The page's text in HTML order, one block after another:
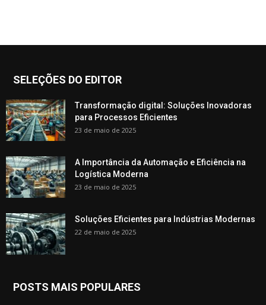
SELEÇÕES DO EDITOR
Transformação digital: Soluções Inovadoras
para Processos Eficientes
23 de maio de 2025
A Importância da Automação e Eficiência na
Logística Moderna
23 de maio de 2025
Soluções Eficientes para Indústrias Modernas
22 de maio de 2025
POSTS MAIS POPULARES